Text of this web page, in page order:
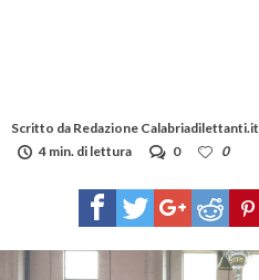
Scritto da Redazione Calabriadilettanti.it
4 min. di lettura
0 0